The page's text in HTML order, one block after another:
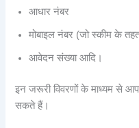
आधार नंबर
मोबाइल नंबर (जो स्कीम के तहत
आवेदन संख्या आदि।
इन जरूरी विवरणों के माध्यम से
सकते हैं।